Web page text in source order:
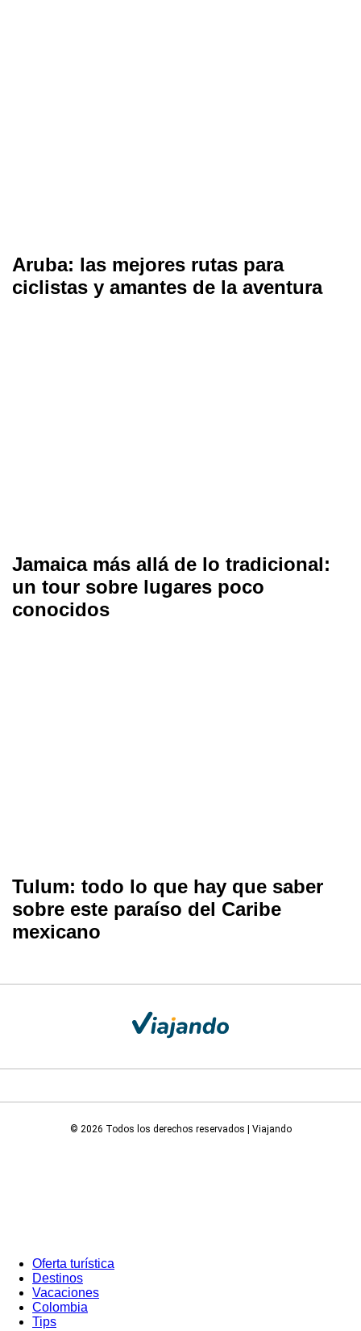
Aruba: las mejores rutas para
ciclistas y amantes de la aventura
Jamaica más allá de lo tradicional:
un tour sobre lugares poco
conocidos
Tulum: todo lo que hay que saber
sobre este paraíso del Caribe
mexicano
© 2026 Todos los derechos reservados | Viajando
Oferta turística
Destinos
Vacaciones
Colombia
Tips